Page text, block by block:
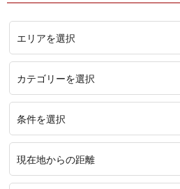
エリアを選択
カテゴリーを選択
条件を選択
現在地からの距離